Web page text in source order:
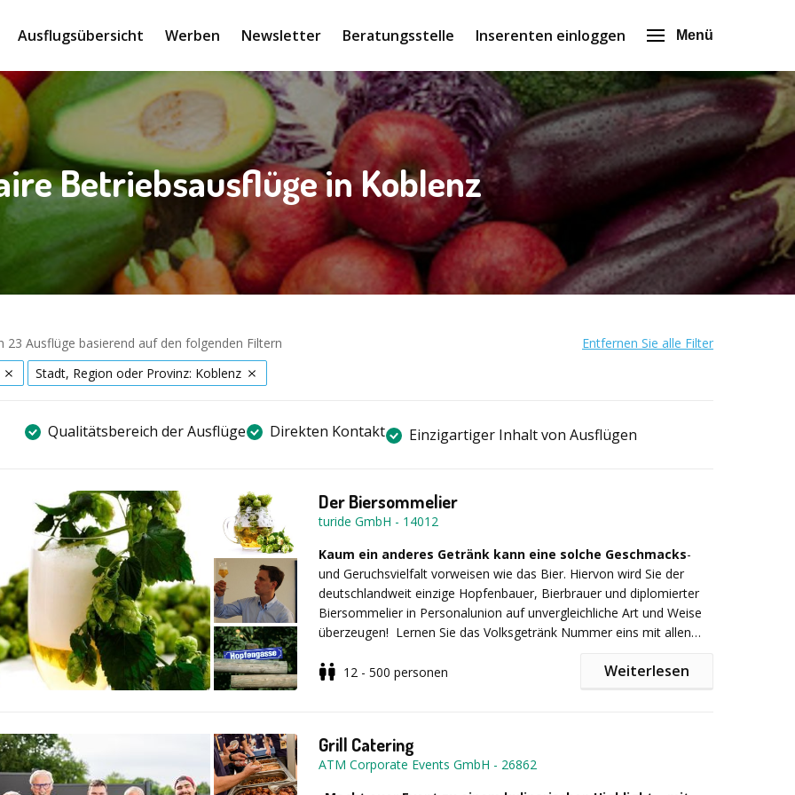
Ausflugsübersicht Werben Newsletter Beratungsstelle Inserenten einloggen Menü
Betriebsausflüge in Koblenz
23 Ausflüge basierend auf den folgenden Filtern
Entfernen Sie alle Filter
Stadt, Region oder Provinz: Koblenz
Qualitätsbereich der Ausflüge Direkten Kontakt Einzigartiger Inhalt von Ausflügen
Der Biersommelier
turide GmbH - 14012
Kaum ein anderes Getränk kann eine solche Geschmacks-
und Geruchsvielfalt vorweisen wie das Bier. Hiervon wird Sie der
deutschlandweit einzige Hopfenbauer, Bierbrauer und diplomierter
Biersommelier in Personalunion auf unvergleichliche Art und Weise
überzeugen! Lernen Sie das Volksgetränk Nummer eins mit allen
Spektrum der Bierstile sowie Biertypen nähergebracht. Ein
Biertypen in Ihrer ganzen optischen, geschmacklichen und
olfaktorischen Vielfalt näher gebracht. ProBIERen Sie aus speziellen
Verkostungsgläsern hopfenbetonte Spezialbiere, fruchtige
12 - 500 personen Weiterlesen
Grill Catering
ATM Corporate Events GmbH - 26862